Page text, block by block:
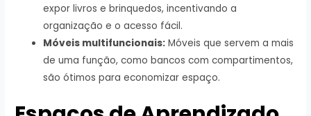
expor livros e brinquedos, incentivando a
organização e o acesso fácil.
Móveis multifuncionais: Móveis que servem a mais
de uma função, como bancos com compartimentos,
são ótimos para economizar espaço.